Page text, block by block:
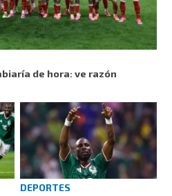
de hora: ve razón
DEPORTES